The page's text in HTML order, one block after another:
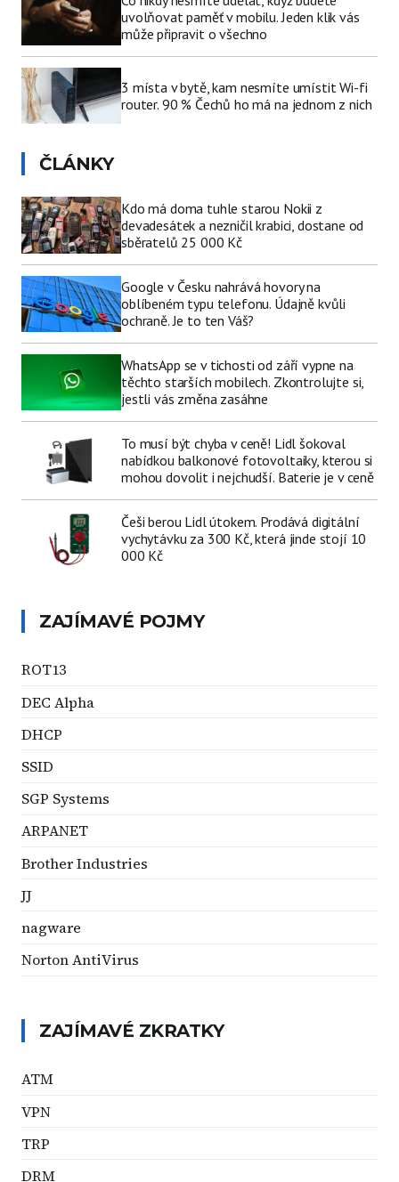
uvolňovat paměť v mobilu. Jeden klik vás
může připravit o všechno
3 místa v bytě, kam nesmíte umístit Wi-fi
router. 90 % Čechů ho má na jednom z nich
ČLÁNKY
Kdo má doma tuhle starou Nokii z
devadesátek a nezničil krabici, dostane od
sběratelů 25 000 Kč
Google v Česku nahrává hovory na
oblíbeném typu telefonu. Údajně kvůli
ochraně. Je to ten Váš?
WhatsApp se v tichosti od září vypne na
těchto starších mobilech. Zkontrolujte si,
jestli vás změna zasáhne
To musí být chyba v ceně! Lidl šokoval
nabídkou balkonové fotovoltaiky, kterou si
mohou dovolit i nejchudší. Baterie je v ceně
Češi berou Lidl útokem. Prodává digitální
vychytávku za 300 Kč, která jinde stojí 10
000 Kč
ZAJÍMAVÉ POJMY
ROT13
DEC Alpha
DHCP
SSID
SGP Systems
ARPANET
Brother Industries
JJ
nagware
Norton AntiVirus
ZAJÍMAVÉ ZKRATKY
ATM
VPN
TRP
DRM